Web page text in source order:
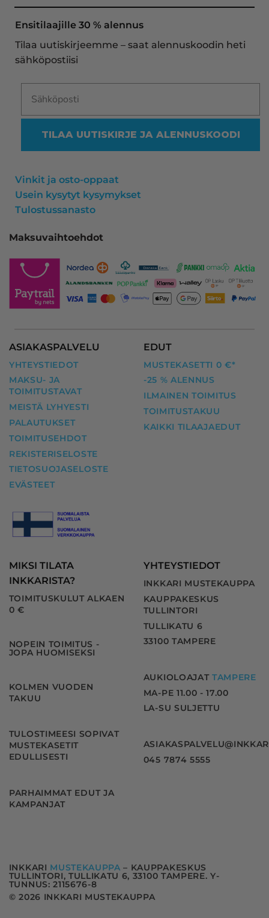
oli noudettavissa postin lokerosta tänään!! En
näe mitään syytä vaihtaa toimittajaa. Kaikki on
ollut mitään moitittavaa! Lämmin suositus!
Ensitilaajille 30 % alennus
Tilaa uutiskirjeemme – saat alennuskoodin heti
sähköpostiisi
TILAA UUTISKIRJE JA ALENNUSKOODI
Vinkit ja osto-oppaat
Usein kysytyt kysymykset
Tulostussanasto
Maksuvaihtoehdot
ASIAKASPALVELU
YHTEYSTIEDOT
MAKSU- JA
TOIMITUSTAVAT
MEISTÄ LYHYESTI
PALAUTUKSET
TOIMITUSEHDOT
REKISTERISELOSTE
TIETOSUOJASELOSTE
EVÄSTEET
EDUT
MUSTEKASETTI 0 €*
-25 % ALENNUS
ILMAINEN TOIMITUS
TOIMITUSTAKUU
KAIKKI TILAAJAEDUT
MIKSI TILATA
INKKARISTA?
TOIMITUSKULUT ALKAEN
0 €
NOPEIN TOIMITUS -
JOPA HUOMISEKSI
KOLMEN VUODEN
TAKUU
TULOSTIMEESI SOPIVAT
MUSTEKASETIT
EDULLISESTI
PARHAIMMAT EDUT JA
KAMPANJAT
YHTEYSTIEDOT
INKKARI MUSTEKAUPPA
KAUPPAKESKUS
TULLINTORI
TULLIKATU 6
33100 TAMPERE
AUKIOLOAJAT TAMPERE
MA-PE 11.00 - 17.00
LA-SU SULJETTU
045 7874 5555
INKKARI MUSTEKAUPPA – KAUPPAKESKUS
TULLINTORI, TULLIKATU 6, 33100 TAMPERE. Y-
TUNNUS: 2115676-8
© 2026 INKKARI MUSTEKAUPPA